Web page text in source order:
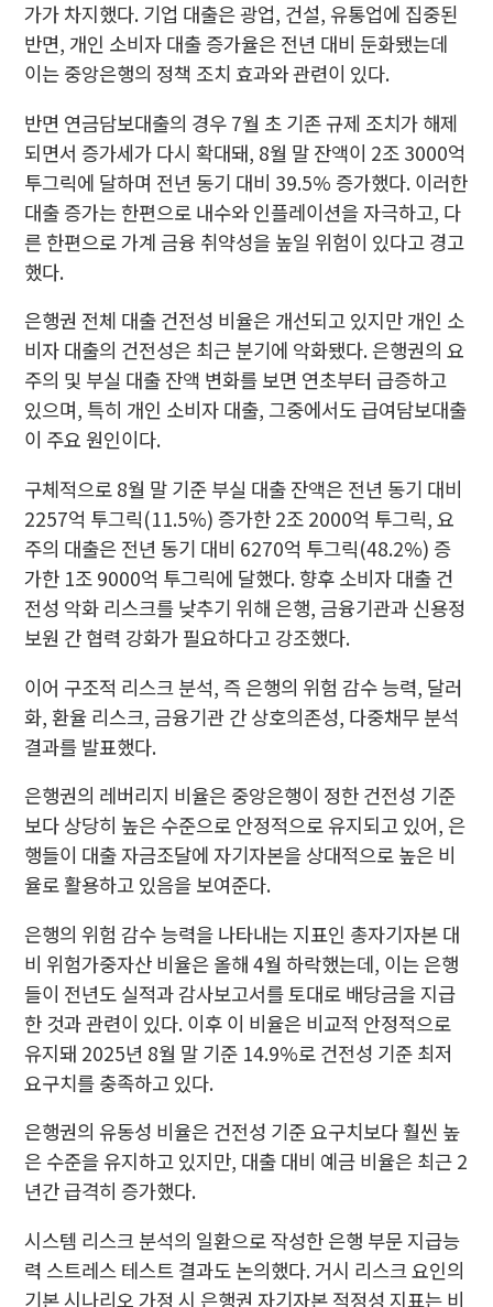
가가 차지했다. 기업 대출은 광업, 건설, 유통업에 집중된
반면, 개인 소비자 대출 증가율은 전년 대비 둔화됐는데
이는 중앙은행의 정책 조치 효과와 관련이 있다.
반면 연금담보대출의 경우 7월 초 기존 규제 조치가 해제
되면서 증가세가 다시 확대돼, 8월 말 잔액이 2조 3000억
투그릭에 달하며 전년 동기 대비 39.5% 증가했다. 이러한
대출 증가는 한편으로 내수와 인플레이션을 자극하고, 다
른 한편으로 가계 금융 취약성을 높일 위험이 있다고 경고
했다.
은행권 전체 대출 건전성 비율은 개선되고 있지만 개인 소
비자 대출의 건전성은 최근 분기에 악화됐다. 은행권의 요
주의 및 부실 대출 잔액 변화를 보면 연초부터 급증하고
있으며, 특히 개인 소비자 대출, 그중에서도 급여담보대출
이 주요 원인이다.
구체적으로 8월 말 기준 부실 대출 잔액은 전년 동기 대비
2257억 투그릭(11.5%) 증가한 2조 2000억 투그릭, 요
주의 대출은 전년 동기 대비 6270억 투그릭(48.2%) 증
가한 1조 9000억 투그릭에 달했다. 향후 소비자 대출 건
전성 악화 리스크를 낮추기 위해 은행, 금융기관과 신용정
보원 간 협력 강화가 필요하다고 강조했다.
이어 구조적 리스크 분석, 즉 은행의 위험 감수 능력, 달러
화, 환율 리스크, 금융기관 간 상호의존성, 다중채무 분석
결과를 발표했다.
은행권의 레버리지 비율은 중앙은행이 정한 건전성 기준
보다 상당히 높은 수준으로 안정적으로 유지되고 있어, 은
행들이 대출 자금조달에 자기자본을 상대적으로 높은 비
율로 활용하고 있음을 보여준다.
은행의 위험 감수 능력을 나타내는 지표인 총자기자본 대
비 위험가중자산 비율은 올해 4월 하락했는데, 이는 은행
들이 전년도 실적과 감사보고서를 토대로 배당금을 지급
한 것과 관련이 있다. 이후 이 비율은 비교적 안정적으로
유지돼 2025년 8월 말 기준 14.9%로 건전성 기준 최저
요구치를 충족하고 있다.
은행권의 유동성 비율은 건전성 기준 요구치보다 훨씬 높
은 수준을 유지하고 있지만, 대출 대비 예금 비율은 최근 2
년간 급격히 증가했다.
시스템 리스크 분석의 일환으로 작성한 은행 부문 지급능
력 스트레스 테스트 결과도 논의했다. 거시 리스크 요인의
기본 시나리오 가정 시 은행권 자기자본 적정성 지표는 비